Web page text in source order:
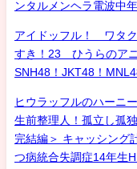
ンタルメンヘラ電波中
アイドッフル！ ワタ
すき！23 ひうらのア
SNH48！JKT48！
ヒウラッフルのハーニ
生前整理人！孤立し孤
完結編＞ キャッシング
つ病統合失調症14年生